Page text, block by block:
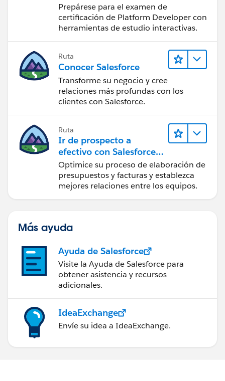
Prepárese para el examen de
certificación de Platform Developer con
herramientas de estudio interactivas.
Ruta
Conocer Salesforce
Transforme su negocio y cree
relaciones más profundas con los
clientes con Salesforce.
Ruta
Ir de prospecto a
efectivo con Salesforce
CPQ y Salesforce Billing
Optimice su proceso de elaboración de
presupuestos y facturas y establezca
mejores relaciones entre los equipos.
Más ayuda
Ayuda de Salesforce
Visite la Ayuda de Salesforce para
obtener asistencia y recursos
adicionales.
IdeaExchange
Envíe su idea a IdeaExchange.